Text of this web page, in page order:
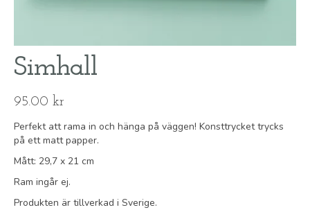
Simhall
95.00 kr
Perfekt att rama in och hänga på väggen! Konsttrycket trycks
på ett matt papper.
Mått: 29,7 x 21 cm
Ram ingår ej.
Produkten är tillverkad i Sverige.